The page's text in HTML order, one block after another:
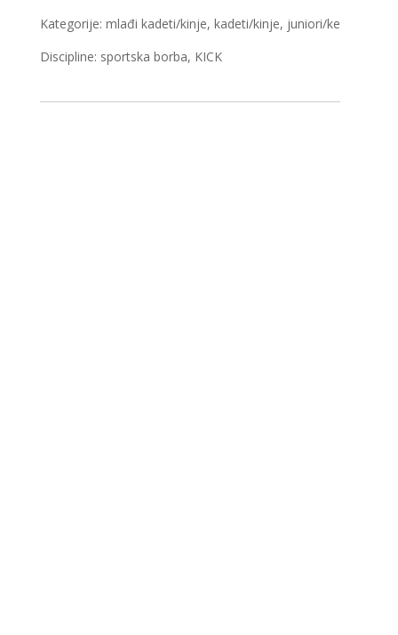
Kategorije: mlađi kadeti/kinje, kadeti/kinje, juniori/ke
Discipline: sportska borba, KICK